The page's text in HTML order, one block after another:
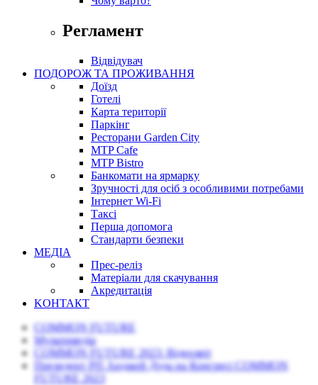
Регламент
Відвідувач
ПОДОРОЖ ТА ПРОЖИВАННЯ
Доїзд
Готелі
Карта території
Паркінг
Ресторани Garden City
MTP Cafe
MTP Bistro
Банкомати на ярмарку
Зручності для осіб з особливими потребами
Інтернет Wi-Fi
Таксі
Перша допомога
Стандарти безпеки
МЕДІА
Прес-реліз
Матеріали для скачування
Акредитація
KОНТАКТ
COMMON FUTURE
Mультимедіа
COMMON FUTURE 2023: Відеозвіт
Президент РП Анджей Дуда на Конгресі COMMON
FUTURE 2023